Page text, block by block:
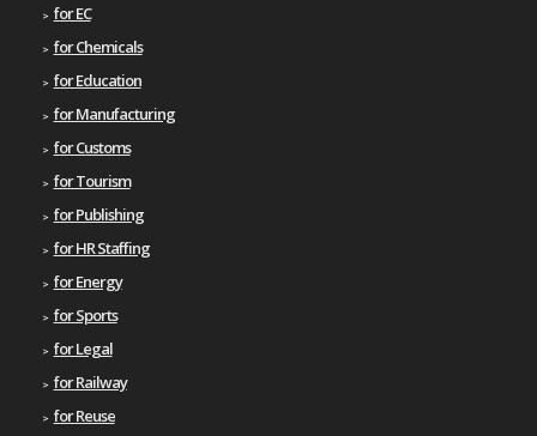
for EC
for Chemicals
for Education
for Manufacturing
for Customs
for Tourism
for Publishing
for HR Staffing
for Energy
for Sports
for Legal
for Railway
for Reuse